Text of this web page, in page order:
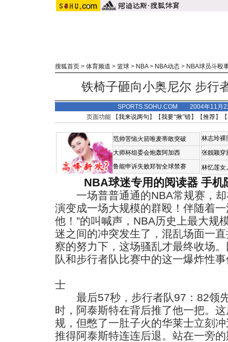
搜狐首页 > 体育频道 > 篮球 > NBA> NBA动态 > NBA球员斗殴
铁椅子砸向小奥尼尔 步行
SPORTS.SOHU.COM 2004年11月
页面功能 【我来说两句 】【我要“揪”错】【推荐】
范帅苦恼火箭唯麦蒂敢突破
大师杯组委会炮轰阿加西
鲁能申诉失败郑智全球禁赛
林志玲裸
张靓颖穿
林忆莲女
NBA球迷专用的阅读器 手机
一场普普通通的NBA常规赛，却
演变成一场大规模的群殴！伴随着
他！”的叫喊声，NBA历史上最大规
迷之间的冲突发生了，混乱场面一
察的努力下，这场骚乱才最终收场
队和步行者队比赛中的这一爆炸性
士
最后57秒，步行者队97：82领先
时，阿泰斯特在背后推了他一把。
规，但憋了一肚子火的华莱士立刻
推得阿泰斯特连连后退。站在一旁